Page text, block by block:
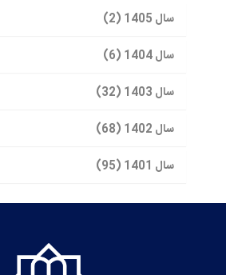
سال 1405 (2)
سال 1404 (6)
سال 1403 (32)
سال 1402 (68)
سال 1401 (95)